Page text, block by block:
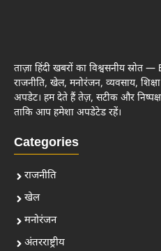
ताज़ा हिंदी खबरों का विश्वसनीय स्रोत —
राजनीति, खेल, मनोरंजन, व्यवसाय,
अपडेट। हम देते हैं तेज़, सटीक और
ताकि आप हमेशा अपडेटेड रहें।
Categories
राजनीति
खेल
मनोरंजन
अंतरराष्ट्रीय